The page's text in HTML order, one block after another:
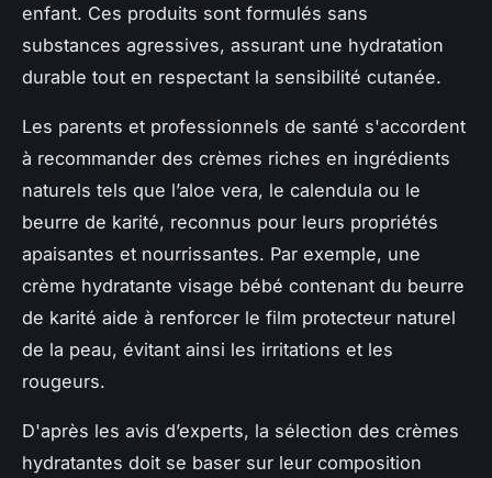
enfant. Ces produits sont formulés sans
substances agressives, assurant une hydratation
durable tout en respectant la sensibilité cutanée.
Les parents et professionnels de santé s'accordent
à recommander des crèmes riches en ingrédients
naturels tels que l’aloe vera, le calendula ou le
beurre de karité, reconnus pour leurs propriétés
apaisantes et nourrissantes. Par exemple, une
crème hydratante visage bébé contenant du beurre
de karité aide à renforcer le film protecteur naturel
de la peau, évitant ainsi les irritations et les
rougeurs.
D'après les avis d’experts, la sélection des crèmes
hydratantes doit se baser sur leur composition